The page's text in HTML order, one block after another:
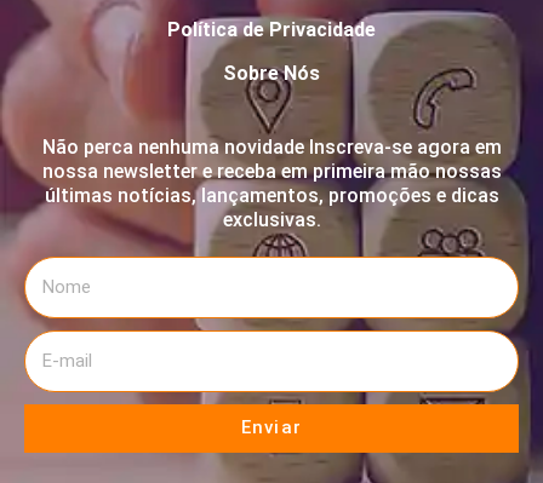
Política de Privacidade
Sobre Nós
Não perca nenhuma novidade Inscreva-se agora em
nossa newsletter e receba em primeira mão nossas
últimas notícias, lançamentos, promoções e dicas
exclusivas.
Enviar